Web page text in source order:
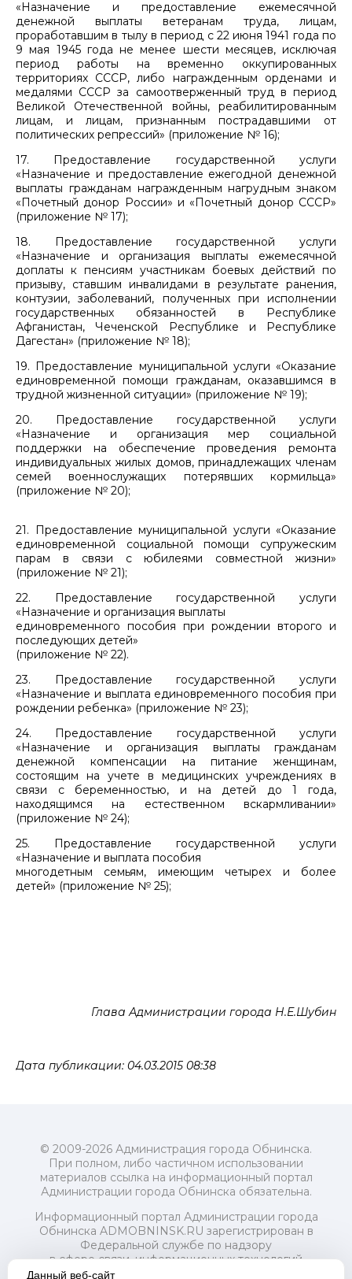
«Назначение и предоставление ежемесячной
денежной выплаты ветеранам труда, лицам,
проработавшим в тылу в период с 22 июня 1941 года по
9 мая 1945 года не менее шести месяцев, исключая
период работы на временно оккупированных
территориях СССР, либо награжденным орденами и
медалями СССР за самоотверженный труд в период
Великой Отечественной войны, реабилитированным
лицам, и лицам, признанным пострадавшими от
политических репрессий» (приложение № 16);
17. Предоставление государственной услуги
«Назначение и предоставление ежегодной денежной
выплаты гражданам награжденным нагрудным знаком
«Почетный донор России» и «Почетный донор СССР»
(приложение № 17);
18. Предоставление государственной услуги
«Назначение и организация выплаты ежемесячной
доплаты к пенсиям участникам боевых действий по
призыву, ставшим инвалидами в результате ранения,
контузии, заболеваний, полученных при исполнении
государственных обязанностей в Республике
Афганистан, Чеченской Республике и Республике
Дагестан» (приложение № 18);
19. Предоставление муниципальной услуги «Оказание
единовременной помощи гражданам, оказавшимся в
трудной жизненной ситуации» (приложение № 19);
20. Предоставление государственной услуги
«Назначение и организация мер социальной
поддержки на обеспечение проведения ремонта
индивидуальных жилых домов, принадлежащих членам
семей военнослужащих потерявших кормильца»
(приложение № 20);
21. Предоставление муниципальной услуги «Оказание
единовременной социальной помощи супружеским
парам в связи с юбилеями совместной жизни»
(приложение № 21);
22. Предоставление государственной услуги
«Назначение и организация выплаты
единовременного пособия при рождении второго и
последующих детей»
(приложение № 22).
23. Предоставление государственной услуги
«Назначение и выплата единовременного пособия при
рождении ребенка» (приложение № 23);
24. Предоставление государственной услуги
«Назначение и организация выплаты гражданам
денежной компенсации на питание женщинам,
состоящим на учете в медицинских учреждениях в
связи с беременностью, и на детей до 1 года,
находящимся на естественном вскармливании»
(приложение № 24);
25. Предоставление государственной услуги
«Назначение и выплата пособия
многодетным семьям, имеющим четырех и более
детей» (приложение № 25);
Глава Администрации города Н.Е.Шубин
Дата публикации: 04.03.2015 08:38
© 2009-2026 Администрация города Обнинска.
При полном, либо частичном использовании
материалов ссылка на информационный портал
Администрации города Обнинска обязательна.
Информационный портал Администрации города
Обнинска ADMOBNINSK.RU зарегистрирован в
Федеральной службе по надзору
в сфере связи, информационных технологий
и массовых коммуникаций (Роскомнадзор) 24 июля
Данный веб-сайт